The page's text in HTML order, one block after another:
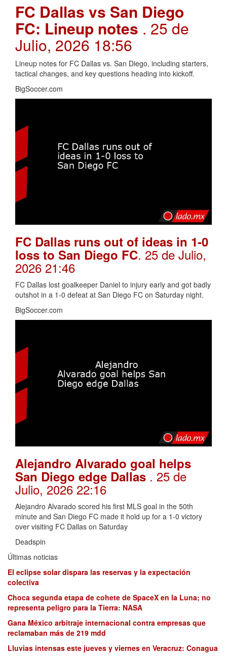
FC Dallas vs San Diego
FC: Lineup notes . 25 de
Julio, 2026 18:56
Lineup notes for FC Dallas vs. San Diego, including starters,
tactical changes, and key questions heading into kickoff.
BigSoccer.com
FC Dallas runs out of ideas in 1-0
loss to San Diego FC. 25 de Julio,
2026 21:46
FC Dallas lost goalkeeper Daniel to injury early and got badly
outshot in a 1-0 defeat at San Diego FC on Saturday night.
BigSoccer.com
Alejandro Alvarado goal helps
San Diego edge Dallas . 25 de
Julio, 2026 22:16
Alejandro Alvarado scored his first MLS goal in the 50th
minute and San Diego FC made it hold up for a 1-0 victory
over visiting FC Dallas on Saturday
Deadspin
Últimas noticias
El eclipse solar dispara las reservas y la expectación
colectiva
Choca segunda etapa de cohete de SpaceX en la Luna; no
representa peligro para la Tierra: NASA
Gana México arbitraje internacional contra empresas que
reclamaban más de 219 mdd
Lluvias intensas este jueves y viernes en Veracruz: Conagua